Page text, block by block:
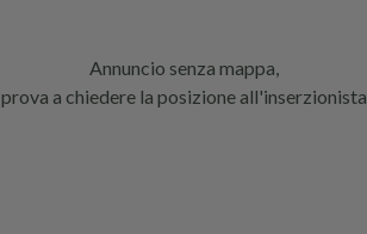
Annuncio senza mappa,
prova a chiedere la posizione all'inserzionista